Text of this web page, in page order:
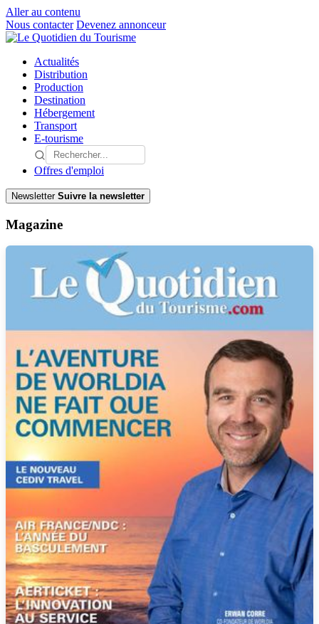
Aller au contenu
Nous contacter Devenez annonceur
Actualités
Distribution
Production
Destination
Hébergement
Transport
E-tourisme
Offres d'emploi
Newsletter Suivre la newsletter
Magazine